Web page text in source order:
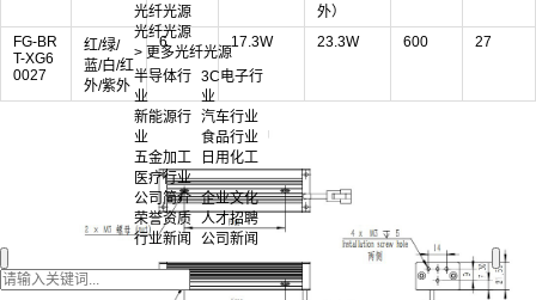
光纤光源
光纤光源
> 更多光纤光源
半导体行
业
3C电子行
业
新能源行
业
汽车行业
食品行业
五金加工
日用化工
医疗行业
公司简介 企业文化
荣誉资质 人才招聘
行业新闻
公司新闻
外）
FG-BR
T-XG6
0027
红/绿/
蓝/白/红
外/紫外
6 17.3W 23.3W 600 27